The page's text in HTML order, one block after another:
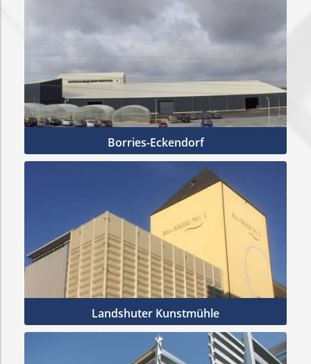
Borries-Eckendorf
Mehr Infos
Landshuter Kunstmühle
Mehr Infos